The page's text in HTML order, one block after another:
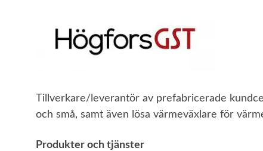
Tillverkare/leverantör av prefabricerade
och små, samt även lösa värmeväxlare för
Produkter och tjänster